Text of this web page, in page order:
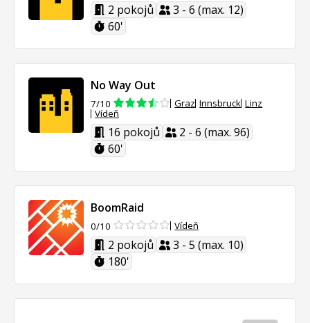
2 pokojů
3 - 6 (max. 12)
60'
No Way Out
7/10 Graz Innsbruck Linz
Vídeň
16 pokojů
2 - 6 (max. 96)
60'
BoomRaid
0/10 Vídeň
2 pokojů
3 - 5 (max. 10)
180'